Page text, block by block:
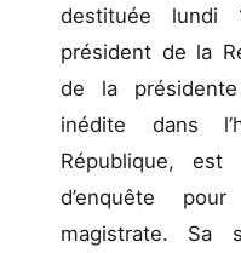
destituée lundi
président de la
de la
inédite dans
République, est
d’enquête
magistrate. Sa